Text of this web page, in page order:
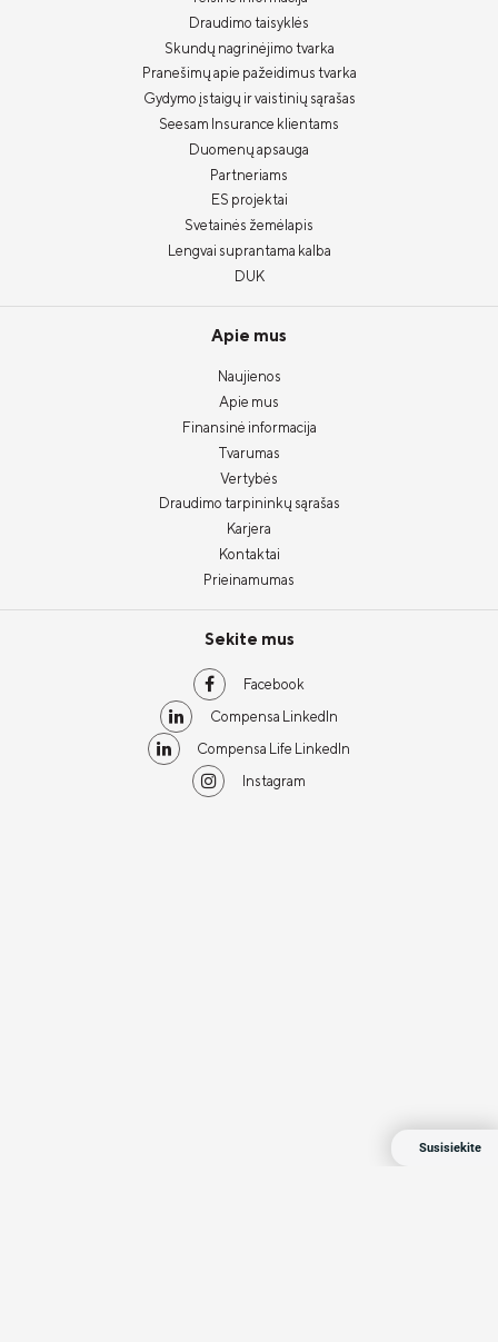
Draudimo taisyklės
Skundų nagrinėjimo tvarka
Pranešimų apie pažeidimus tvarka
Gydymo įstaigų ir vaistinių sąrašas
Seesam Insurance klientams
Duomenų apsauga
Partneriams
ES projektai
Svetainės žemėlapis
Lengvai suprantama kalba
DUK
Apie mus
Naujienos
Apie mus
Finansinė informacija
Tvarumas
Vertybės
Draudimo tarpininkų sąrašas
Karjera
Kontaktai
Prieinamumas
Sekite mus
Facebook
Compensa LinkedIn
Compensa Life LinkedIn
Instagram
Susisiekite